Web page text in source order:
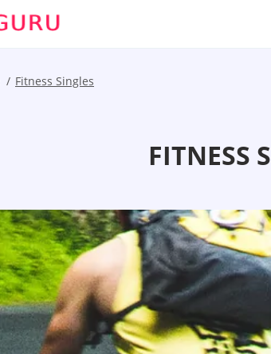
Fitness Singles
FITNESS